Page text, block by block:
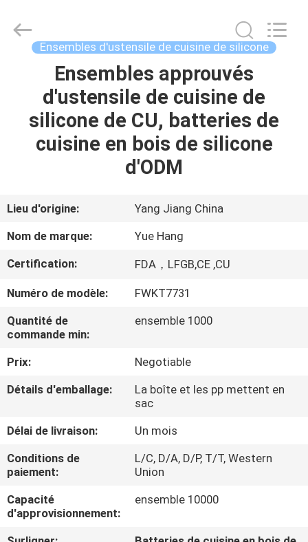
MAISON
PRODUITS
DE
NOUS
VISITE
D'USINE
CONTRÔLE
DE
QUALITÉ
CONTACTEZ-
NOUS
DEMANDEZ
UNE
silicone
Fournisseur.Ensembles d'ustensile de cuisine de silicone
Ensembles approuvés
d'ustensile de cuisine de
silicone de CU, batteries de
cuisine en bois de silicone
d'ODM
Lieu d'origine:
Yang Jiang China
Nom de marque:
Yue Hang
Certification:
FDA，LFGB,CE ,CU
Numéro de modèle:
FWKT7731
Quantité de
commande min:
ensemble 1000
Prix:
Negotiable
Détails d'emballage:
La boîte et les pp mettent en
sac
Délai de livraison:
Un mois
Conditions de
paiement:
L/C, D/A, D/P, T/T, Western
Union
Capacité
d'approvisionnement:
ensemble 10000